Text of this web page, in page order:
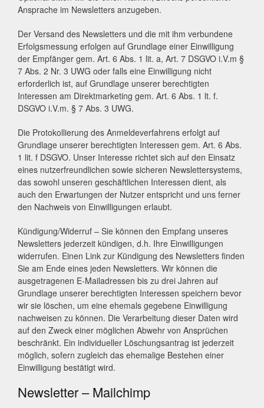
Ansprache im Newsletters anzugeben.
Der Versand des Newsletters und die mit ihm verbundene
Erfolgsmessung erfolgen auf Grundlage einer Einwilligung
der Empfänger gem. Art. 6 Abs. 1 lit. a, Art. 7 DSGVO i.V.m §
7 Abs. 2 Nr. 3 UWG oder falls eine Einwilligung nicht
erforderlich ist, auf Grundlage unserer berechtigten
Interessen am Direktmarketing gem. Art. 6 Abs. 1 lt. f.
DSGVO i.V.m. § 7 Abs. 3 UWG.
Die Protokollierung des Anmeldeverfahrens erfolgt auf
Grundlage unserer berechtigten Interessen gem. Art. 6 Abs.
1 lit. f DSGVO. Unser Interesse richtet sich auf den Einsatz
eines nutzerfreundlichen sowie sicheren Newslettersystems,
das sowohl unseren geschäftlichen Interessen dient, als
auch den Erwartungen der Nutzer entspricht und uns ferner
den Nachweis von Einwilligungen erlaubt.
Kündigung/Widerruf – Sie können den Empfang unseres
Newsletters jederzeit kündigen, d.h. Ihre Einwilligungen
widerrufen. Einen Link zur Kündigung des Newsletters finden
Sie am Ende eines jeden Newsletters. Wir können die
ausgetragenen E-Mailadressen bis zu drei Jahren auf
Grundlage unserer berechtigten Interessen speichern bevor
wir sie löschen, um eine ehemals gegebene Einwilligung
nachweisen zu können. Die Verarbeitung dieser Daten wird
auf den Zweck einer möglichen Abwehr von Ansprüchen
beschränkt. Ein individueller Löschungsantrag ist jederzeit
möglich, sofern zugleich das ehemalige Bestehen einer
Einwilligung bestätigt wird.
Newsletter – Mailchimp